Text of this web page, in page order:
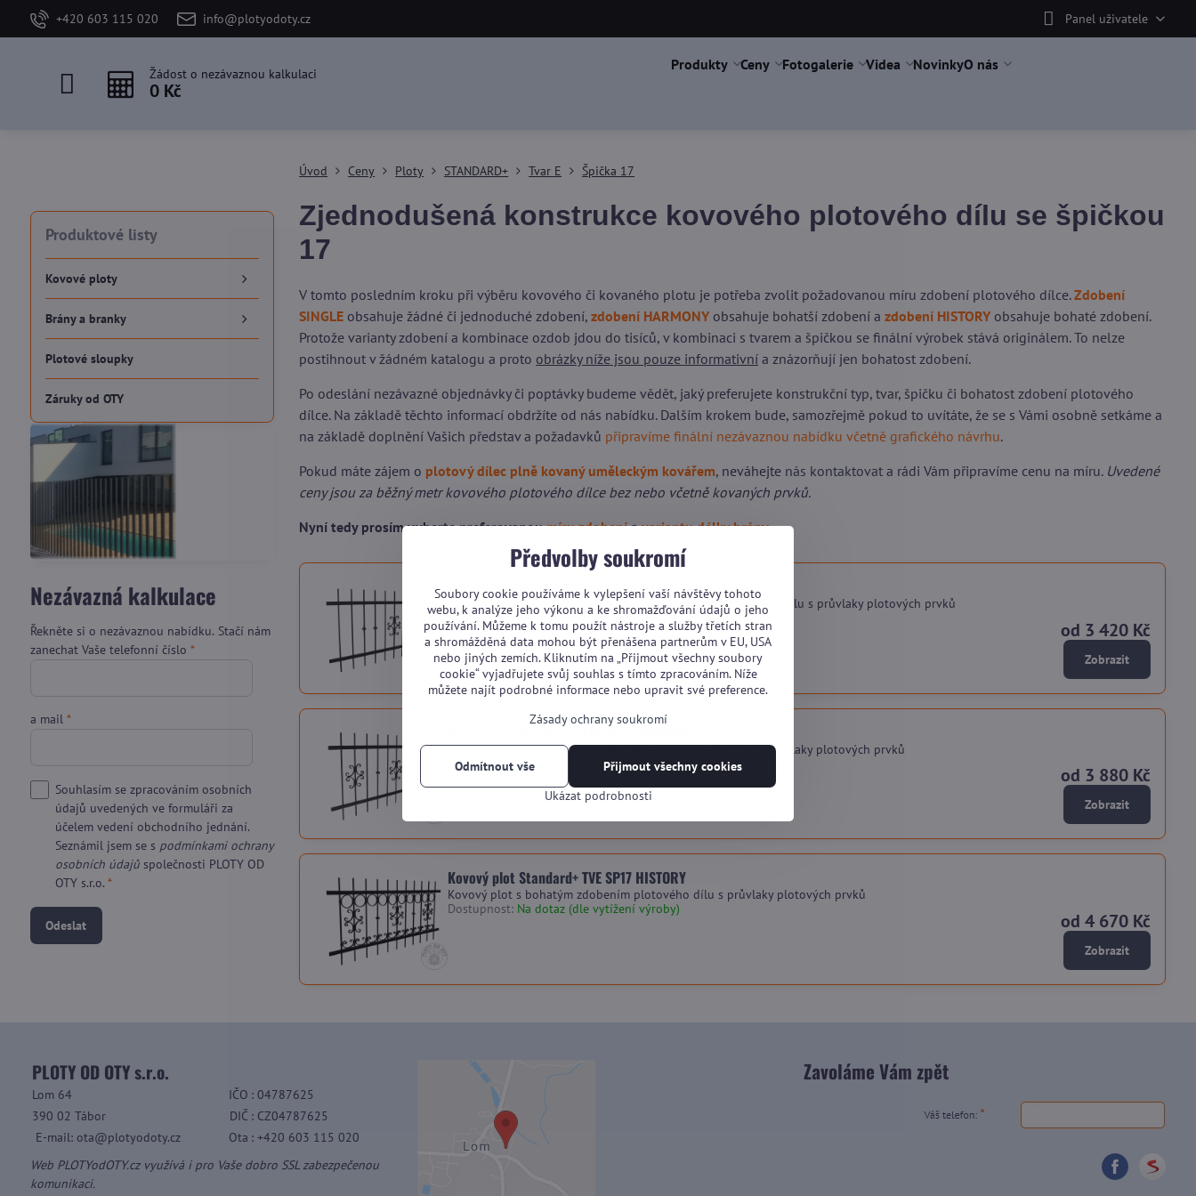
+420 603 115 020 info@plotyodoty.cz Panel uživatele
Žádost o nezávaznou kalkulaci
0 Kč
Produkty Ceny Fotogalerie Videa NovinkyO nás
Úvod Ceny Ploty STANDARD+ Tvar E Špička 17
Zjednodušená konstrukce kovového plotového dílu se špičkou
17
V tomto posledním kroku při výběru kovového či kovaného plotu je potřeba zvolit požadovanou míru zdobení plotového dílce.Zdobení
SINGLE obsahuje žádné či jednoduché zdobení,zdobení HARMONYobsahuje bohatší zdobení a zdobení HISTORYobsahuje bohaté zdobení.
Protože varianty zdobení a kombinace ozdob jdou do tisíců, v kombinaci s tvarem a špičkou se finální výrobek stává originálem. To nelze
postihnout v žádném katalogu a proto obrázky níže jsou pouze informativní a znázorňují jen bohatost zdobení.
Po odeslání nezávazné objednávky či poptávky budeme vědět, jaký preferujete konstrukční typ, tvar, špičku či bohatost zdobení plotového
dílce. Na základě těchto informací obdržíte od nás nabídku. Dalším krokem bude, samozřejmě pokud to uvítáte, že se s Vámi osobně setkáme a
na základě doplnění Vašich představ a požadavků připravíme finální nezávaznou nabídku včetně grafického návrhu.
Pokud máte zájem o plotový dílec plně kovaný uměleckým kovářem, neváhejte nás kontaktovat a rádi Vám připravíme cenu na míru. Uvedené
ceny jsou za běžný metr kovového plotového dílce bez nebo včetně kovaných prvků.
Nyní tedy prosím vyberte preferovanoumíru zdobeníavariantu délky brány.
Kovový plot Standard+ TVE SP17 SINGLE
Kovový plot se základním nebo žádným zdobením plotového dílu s průvlaky plotových prvků
Dostupnost: Na dotaz (dle vytížení výroby)
od 3 420 Kč
Zobrazit
Kovový plot Standard+ TVE SP17 HARMONY
Kovový plot s pokročilými prvky zdobení plotového dílu s průvlaky plotových prvků
Dostupnost: Na dotaz (dle vytížení výroby)
od 3 880 Kč
Zobrazit
Kovový plot Standard+ TVE SP17 HISTORY
Kovový plot s bohatým zdobením plotového dílu s průvlaky plotových prvků
Dostupnost: Na dotaz (dle vytížení výroby)
od 4 670 Kč
Zobrazit
Produktové listy
Kovové ploty
Brány a branky
Plotové sloupky
Záruky od OTY
Nezávazná kalkulace
Řekněte si o nezávaznou nabídku. Stačí nám
zanechat Vaše telefonní číslo *
a mail *
Souhlasím se zpracováním osobních
údajů uvedených ve formuláři za
účelem vedení obchodního jednání.
Seznámil jsem se s podmínkami ochrany
osobních údajů společnosti PLOTY OD
OTY s.r.o. *
Odeslat
PLOTY OD OTY s.r.o.
Lom 64 IČO : 04787625
390 02 Tábor
DIČ : CZ04787625
E-mail: ota@plotyodoty.cz
Ota : +420 603 115 020
Web PLOTYodOTY.cz využívá i pro Vaše dobro SSL zabezpečenou
komunikaci.
Zavoláme Vám zpět
Předvolby soukromí
Soubory cookie používáme k vylepšení vaší návštěvy tohoto
webu, k analýze jeho výkonu a ke shromažďování údajů o jeho
používání. Můžeme k tomu použít nástroje a služby třetích stran
a shromážděná data mohou být přenášena partnerům v EU, USA
nebo jiných zemích. Kliknutím na „Přijmout všechny soubory
cookie“ vyjadřujete svůj souhlas s tímto zpracováním. Níže
můžete najít podrobné informace nebo upravit své preference.
Zásady ochrany soukromí
Ukázat podrobnosti
Přijmout všechny cookies
Odmítnout vše